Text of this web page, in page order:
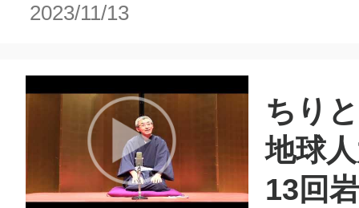
2023/11/13
ちり
地球
13回